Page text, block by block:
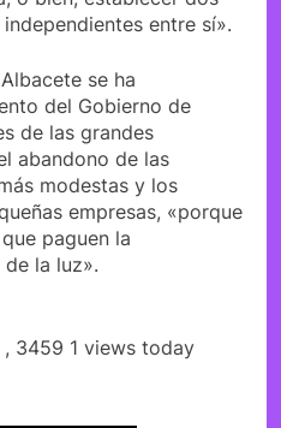
entre sí».
se ha
del Gobierno de
de las grandes
abandono de las
modestas y los
empresas, «porque
paguen la
la luz».
, 3459 1 views today